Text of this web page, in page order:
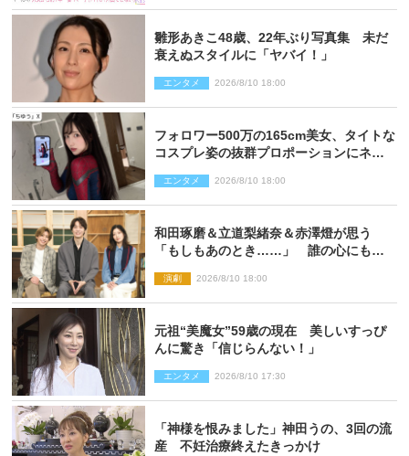
雛形あきこ48歳、22年ぶり写真集 未だ
衰えぬスタイルに「ヤバイ！」
エンタメ 2026/8/10 18:00
フォロワー500万の165cm美女、タイトな
コスプレ姿の抜群プロポーションにネッ
エンタメ 2026/8/10 18:00
和田琢磨＆立道梨緒奈＆赤澤燈が思う
「もしもあのとき……」 誰の心にもあ
思い
演劇 2026/8/10 18:00
元祖“美魔女”59歳の現在 美しいすっぴ
んに驚き「信じらんない！」
エンタメ 2026/8/10 17:30
「神様を恨みました」神田うの、3回の流
産 不妊治療終えたきっかけ